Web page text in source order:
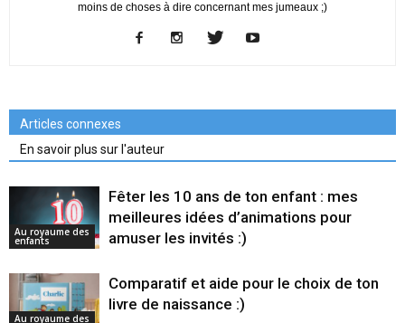
moins de choses à dire concernant mes jumeaux ;)
Articles connexes
En savoir plus sur l'auteur
Au royaume des
enfants
Fêter les 10 ans de ton enfant : mes
meilleures idées d’animations pour
amuser les invités :)
Au royaume des
Comparatif et aide pour le choix de ton
livre de naissance :)